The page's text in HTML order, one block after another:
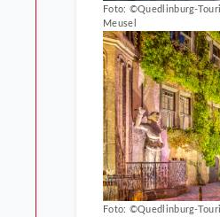
Foto: ©Quedlinburg-
Meusel
Foto: ©Quedlinburg-